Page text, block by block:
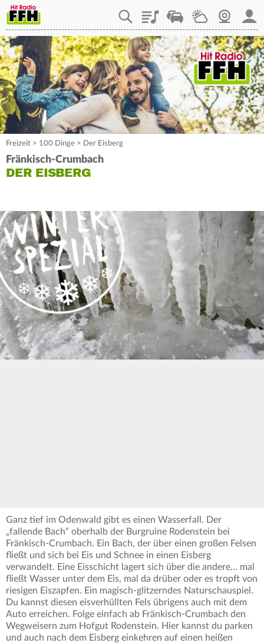
PlaylistStaupilotWetterWebcam
Freizeit > 100 Dinge > Der Eisberg
Fränkisch-Crumbach
DER EISBERG
Ganz tief im Odenwald gibt es einen Wasserfall. Der
„fallende Bach“ oberhalb der Burgruine Rodenstein bei
Fränkisch-Crumbach. Ein Bach, der über einen großen Felsen
fließt und sich bei Eis und Schnee in einen Eisberg
verwandelt. Eine Eisschicht lagert sich über die andere… mal
fließt Wasser unter dem Eis, mal da drüber oder es tropft von
riesigen Eiszapfen. Ein magisch-glitzerndes Naturschauspiel.
Du kannst diesen eisverhüllten Fels übrigens auch mit dem
Auto erreichen. Folge einfach ab Fränkisch-Crumbach den
Wegweisern zum Hofgut Rodenstein. Hier kannst du parken
und auch nach dem Eisberg einkehren auf einen heißen